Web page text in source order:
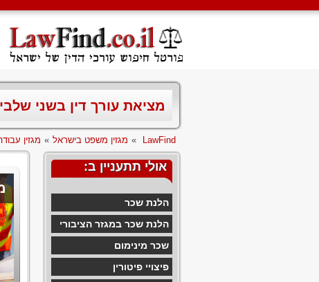
מציאת עורך דין בשני
LawFind
» מגזין משפט בישראל » מגזין
אולי תתעניין ב:
הלנת שכר
הלנת שכר במגזר הציבורי
שכר מינימום
פיצויי פיטורין